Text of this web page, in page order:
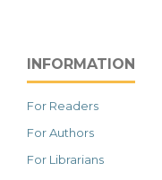
INFORMATION
For Readers
For Authors
For Librarians